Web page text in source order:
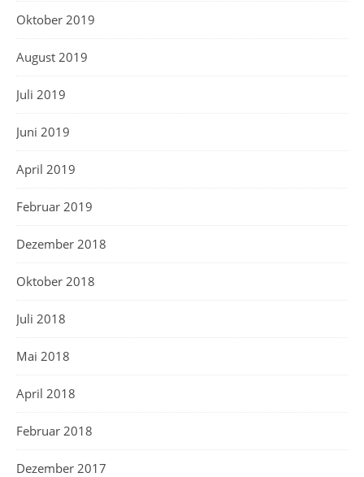
Oktober 2019
August 2019
Juli 2019
Juni 2019
April 2019
Februar 2019
Dezember 2018
Oktober 2018
Juli 2018
Mai 2018
April 2018
Februar 2018
Dezember 2017